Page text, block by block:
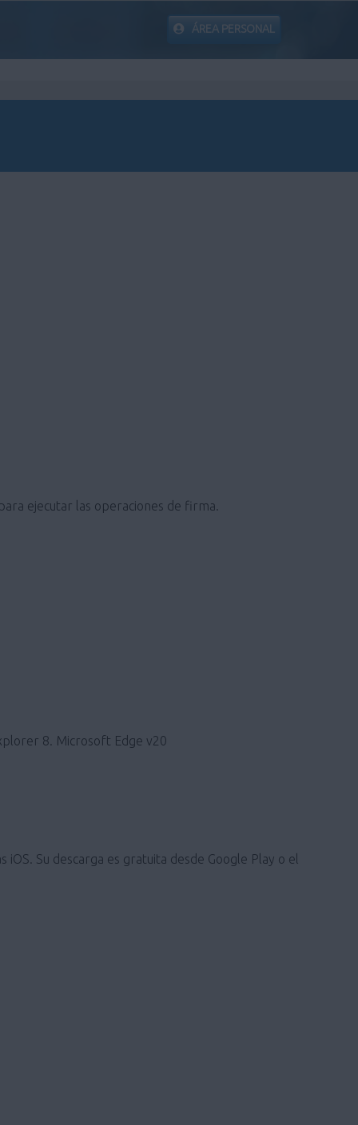
ÁREA PERSONAL
ejecutar las operaciones de firma.
8. Microsoft Edge v20
Su descarga es gratuita desde Google Play o el